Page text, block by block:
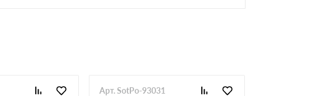
Арт. SotPo-93031